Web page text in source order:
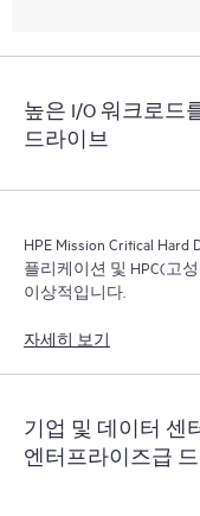
높은 I/O 워크로드
드라이브
HPE Mission Critical
플리케이션 및 HPC(고
이상적입니다.
자세히 보기
기업 및 데이터 센
엔터프라이즈급